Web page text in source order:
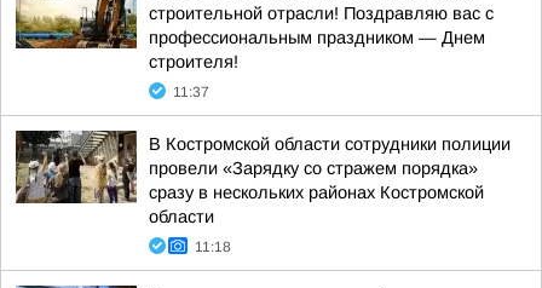
строительной отрасли! Поздравляю вас с
профессиональным праздником — Днем
строителя!
11:37
В Костромской области сотрудники полиции
провели «Зарядку со стражем порядка»
сразу в нескольких районах Костромской
области
11:18